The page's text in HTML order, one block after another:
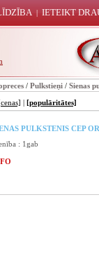
| IETEIKT
/ Pulkstieņi / Sienas
| [populāritātes]
PULKSTENIS CEP
: 1gab